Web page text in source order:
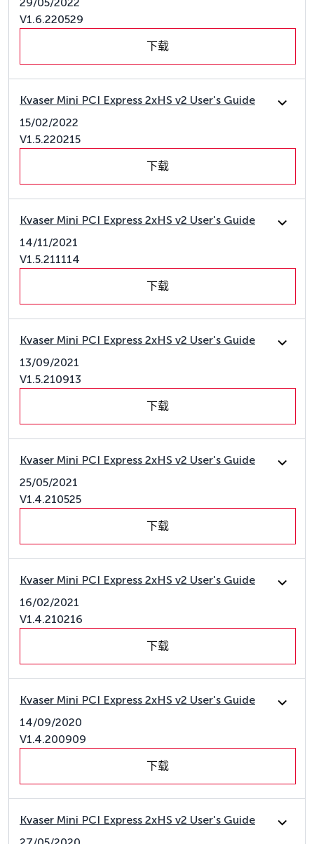
V1.6.220529
下载
Kvaser Mini PCI Express 2xHS v2 User's Guide
15/02/2022
V1.5.220215
下载
Kvaser Mini PCI Express 2xHS v2 User's Guide
14/11/2021
V1.5.211114
下载
Kvaser Mini PCI Express 2xHS v2 User's Guide
13/09/2021
V1.5.210913
下载
Kvaser Mini PCI Express 2xHS v2 User's Guide
25/05/2021
V1.4.210525
下载
Kvaser Mini PCI Express 2xHS v2 User's Guide
16/02/2021
V1.4.210216
下载
Kvaser Mini PCI Express 2xHS v2 User's Guide
14/09/2020
V1.4.200909
下载
Kvaser Mini PCI Express 2xHS v2 User's Guide